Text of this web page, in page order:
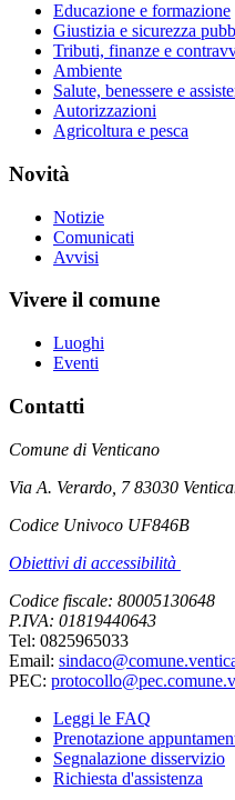
Educazione e formazione
Giustizia e sicurezza
Tributi, finanze e
Ambiente
Salute, benessere e
Autorizzazioni
Agricoltura e pesca
Novità
Notizie
Comunicati
Avvisi
Vivere il comune
Luoghi
Eventi
Contatti
Comune di Venticano
Via A. Verardo, 7 83030
Codice Univoco UF846B
Obiettivi di accessibilità
Codice fiscale: 80005130648
P.IVA: 01819440643
Tel: 0825965033
Email:
PEC:
Leggi le FAQ
Prenotazione
Segnalazione disservizio
Richiesta d'assistenza